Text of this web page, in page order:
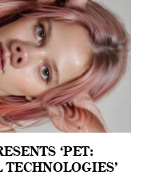
‘PET: